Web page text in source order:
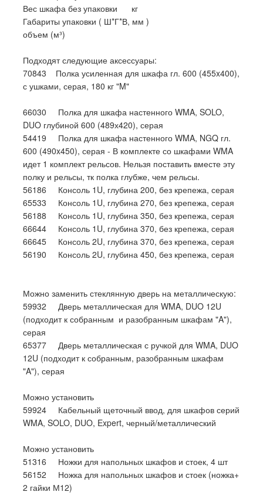
Вес шкафа без упаковки кг
Габариты упаковки ( Ш*Г*В, мм )
объем (м³)
Подходят следующие аксессуары:
70843 Полка усиленная для шкафа гл. 600 (455x400),
с ушками, серая, 180 кг "M"
66030 Полка для шкафа настенного WMA, SOLO,
DUO глубиной 600 (489х420), серая
54419 Полка для шкафа настенного WMA, NGQ гл.
600 (490x450), серая - В комплекте со шкафами WMA
идет 1 комплект рельсов. Нельзя поставить вместе эту
полку и рельсы, тк полка глубже, чем рельсы.
56186 Консоль 1U, глубина 200, без крепежа, серая
65533 Консоль 1U, глубина 270, без крепежа, серая
56188 Консоль 1U, глубина 350, без крепежа, серая
66644 Консоль 1U, глубина 370, без крепежа, серая
66645 Консоль 2U, глубина 370, без крепежа, серая
56190 Консоль 2U, глубина 450, без крепежа, серая
Можно заменить стеклянную дверь на металлическую:
59932 Дверь металлическая для WMA, DUO 12U
(подходит к собранным и разобранным шкафам "A"),
серая
65377 Дверь металлическая с ручкой для WMA, DUO
12U (подходит к собранным, разобранным шкафам
"A"), серая
Можно установить
59924 Кабельный щеточный ввод, для шкафов серий
WMA, SOLO, DUO, Expert, черный/металлический
Можно установить
51316 Ножки для напольных шкафов и стоек, 4 шт
56152 Ножка для напольных шкафов и стоек (ножка+
2 гайки М12)